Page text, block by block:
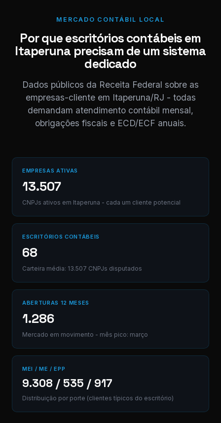
NF competência 05/
enviada. Registrado
AB12-CD.
Digite uma
MERCADO CONTÁBIL LOCAL
Por que escritórios contábeis em
Itaperuna precisam de um sistema
dedicado
Dados públicos da Receita Federal sobre as
empresas-cliente em Itaperuna/RJ - todas
demandam atendimento contábil mensal,
obrigações fiscais e ECD/ECF anuais.
EMPRESAS ATIVAS
13.507
CNPJs ativos em Itaperuna - cada um cliente potencial
ESCRITÓRIOS CONTÁBEIS
68
Carteira média: 13.507 CNPJs disputados
ABERTURAS 12 MESES
1.286
Mercado em movimento - mês pico: março
MEI / ME / EPP
9.308 / 535 / 917
Distribuição por porte (clientes típicos do escritório)